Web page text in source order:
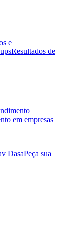
e
Resultados de
em empresas
DasaPeça sua